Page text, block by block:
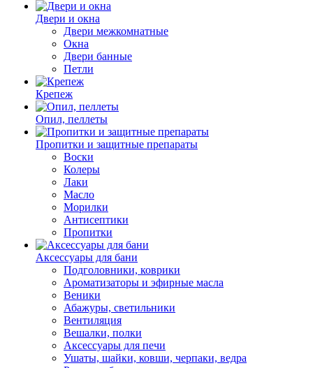
Двери и окна
Двери межкомнатные
Окна
Двери банные
Петли
Крепеж
Опил, пеллеты
Пропитки и защитные препараты
Воски
Колеры
Лаки
Масло
Морилки
Антисептики
Пропитки
Аксессуары для бани
Подголовники, коврики
Ароматизаторы и эфирные масла
Веники
Абажуры, светильники
Вентиляция
Вешалки, полки
Аксессуары для печи
Ушаты, шайки, ковши, черпаки, ведра